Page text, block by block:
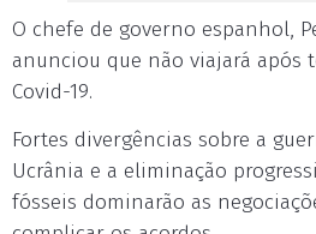
O chefe de governo espanhol,
anunciou que não viajará após
Covid-19.
Fortes divergências sobre a
Ucrânia e a eliminação
fósseis dominarão as